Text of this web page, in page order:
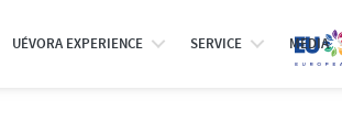
UÉVORA EXPERIENCE SERVICE MEDIA